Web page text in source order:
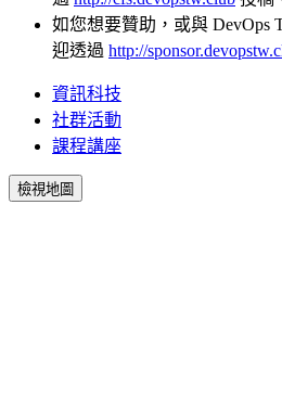
如您想要贊助，或與 DevOps
迎透過 http://
資訊科技
社群活動
課程講座
檢視地圖